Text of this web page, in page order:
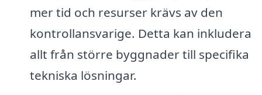
mer tid och resurser krävs av den
kontrollansvarige. Detta kan inkludera
allt från större byggnader till specifika
tekniska lösningar.